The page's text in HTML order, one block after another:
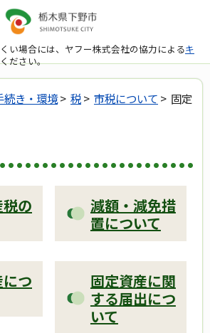
い場合には、ヤフー株式会社の協力によるキ
ださい。
続き・環境> 税> 市税について > 固定
の
減額・減免措
置について
つ
固定資産に関
する届出につ
いて